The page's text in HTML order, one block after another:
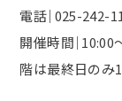
電話｜ 025-242-
開催時間｜ 10:00
階は最終日のみ